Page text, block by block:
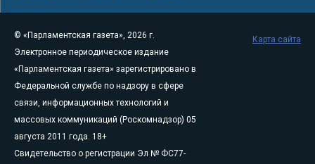
© «Парламентская газета», 2026 г.
Электронное периодическое издание
«Парламентская газета» зарегистрировано в
Федеральной службе по надзору в сфере
связи, информационных технологий и
массовых коммуникаций (Роскомнадзор) 05
августа 2011 года. 18+
Свидетельство о регистрации Эл № ФС77-
Карта сайта